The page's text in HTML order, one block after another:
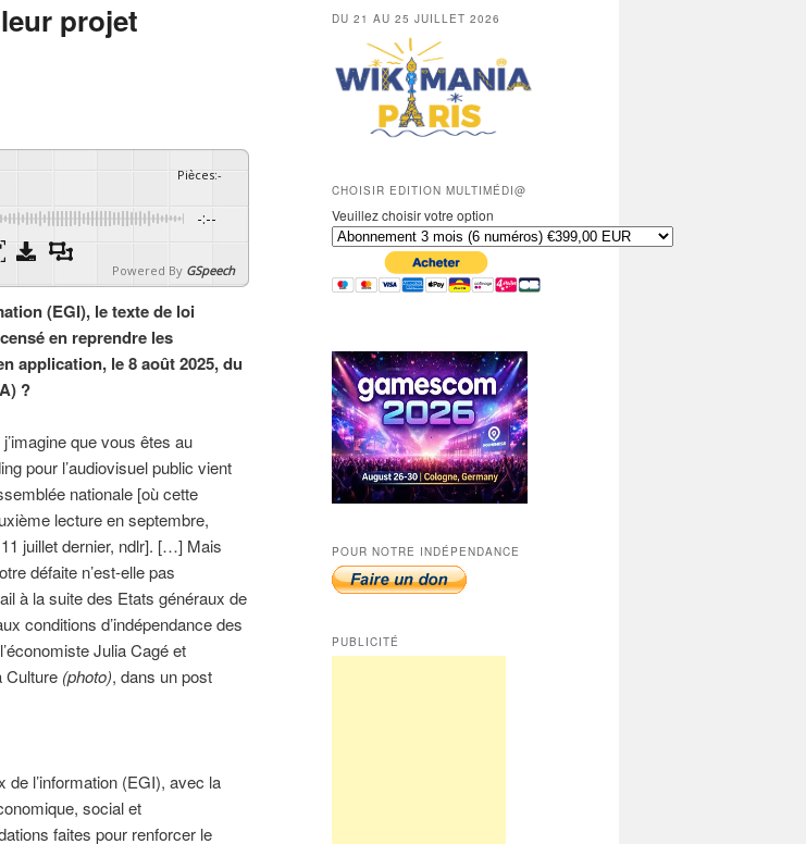
projet
Pièces:-
-:--
Powered By GSpeech
(EGI), le texte de loi
en reprendre les
application, le 8 août 2025, du
?
que vous êtes au
pour l’audiovisuel public vient
nationale [où cette
lecture en septembre,
juillet dernier, ndlr]. […] Mais
défaite n’est-elle pas
à la suite des Etats généraux de
conditions d’indépendance des
Julia Cagé et
Culture (photo), dans un post
de l’information (EGI), avec la
social et
faites pour renforcer le
DU 21 AU 25 JUILLET 2026
CHOISIR EDITION MULTIMÉDI@
Veuillez choisir votre option
POUR NOTRE INDÉPENDANCE
PUBLICITÉ